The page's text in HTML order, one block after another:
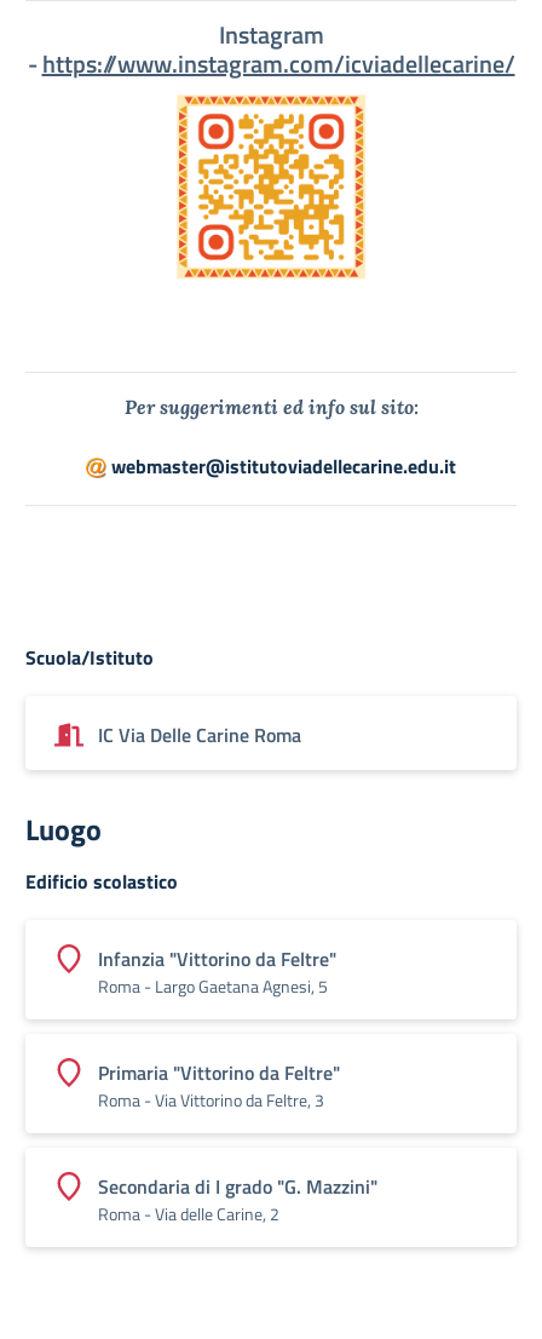
Instagram
-https://www.instagram.com/icviadellecarine/
Per suggerimenti ed info sul sito:
webmaster@istitutoviadellecarine.edu.it
Scuola/Istituto
IC Via Delle Carine Roma
Luogo
Edificio scolastico
Infanzia "Vittorino da Feltre"
Roma - Largo Gaetana Agnesi, 5
Primaria "Vittorino da Feltre"
Roma - Via Vittorino da Feltre, 3
Secondaria di I grado "G. Mazzini"
Roma - Via delle Carine, 2